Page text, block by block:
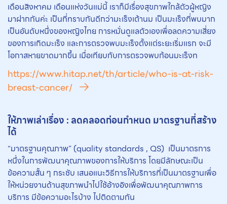
เดือนสิงหาคม เดือนแห่งวันแม่นี้ เราก็มีเรื่องสุขภาพใกล้ตัวผู้หญิง
มาฝากกันค่ะ เป็นที่ทราบกันดีกว่ามะเร็งเต้านม เป็นมะเร็งที่พบมาก
เป็นอันดับหนึ่งของหญิงไทย การหมั่นดูแลตัวเองเพื่อลดความเสี่ยง
ของการเกิดมะเร็ง และการตรวจพบมะเร็งตั้งแต่ระยะเริ่มแรก จะมี
โอกาสหายขาดมากขึ้น เมื่อเทียบกับการตรวจพบก้อนมะเร็งท
https://www.hitap.net/th/article/who-is-at-risk-
breast-cancer/
ให้ภาพเล่าเรื่อง : ลดคลอดก่อนกำหนด มาตรฐานที่สร้าง
ได้
“มาตรฐานคุณภาพ” (quality standards , QS) เป็นมาตรการ
หนึ่งในการพัฒนาคุณภาพของการให้บริการ โดยมีลักษณะเป็น
ข้อความสั้น ๆ กระชับ เสนอแนะวิธีการให้บริการที่เป็นมาตรฐานเพื่อ
ให้หน่วยงานด้านสุขภาพนำไปใช้อ้างอิงเพื่อพัฒนาคุณภาพการ
บริการ มีข้อความอะไรบ้าง ไปติดตามกัน